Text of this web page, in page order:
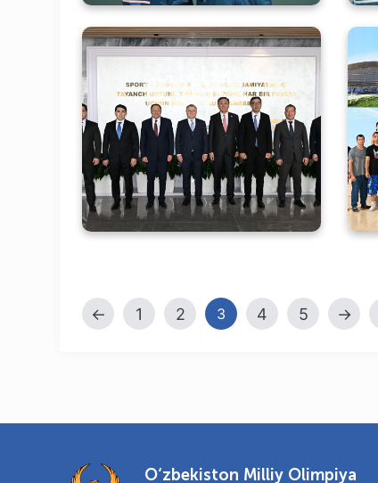
Turkiy davlatlar vazirlari
Olimpiya shaharchasiga
tashrif buyurishdi
← 1 2 3 4 5 →
O‘zbekiston Milliy Olimpiya